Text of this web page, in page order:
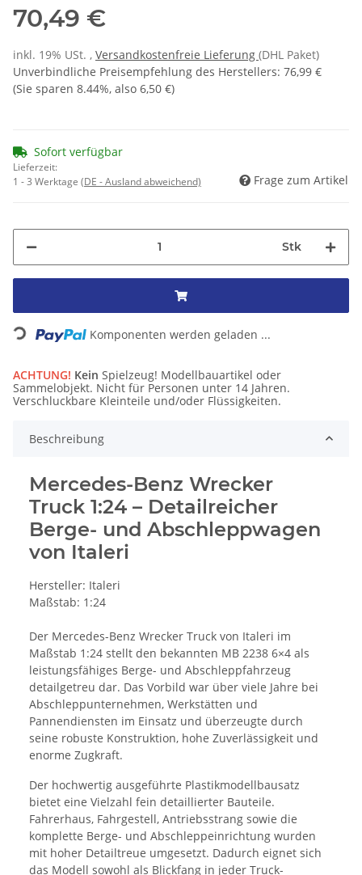
70,49 €
inkl. 19% USt. , Versandkostenfreie Lieferung (DHL Paket)
Unverbindliche Preisempfehlung des Herstellers: 76,99 €
(Sie sparen 8.44%, also 6,50 €)
Sofort verfügbar
Lieferzeit:
1 - 3 Werktage (DE - Ausland abweichend) Frage zum Artikel
Stk
Loading... Komponenten werden geladen ...
ACHTUNG! Kein Spielzeug! Modellbauartikel oder
Sammelobjekt. Nicht für Personen unter 14 Jahren.
Verschluckbare Kleinteile und/oder Flüssigkeiten.
Beschreibung
Mercedes-Benz Wrecker
Truck 1:24 – Detailreicher
Berge- und Abschleppwagen
von Italeri
Hersteller: Italeri
Maßstab: 1:24
Der Mercedes-Benz Wrecker Truck von Italeri im
Maßstab 1:24 stellt den bekannten MB 2238 6×4 als
leistungsfähiges Berge- und Abschleppfahrzeug
detailgetreu dar. Das Vorbild war über viele Jahre bei
Abschleppunternehmen, Werkstätten und
Pannendiensten im Einsatz und überzeugte durch
seine robuste Konstruktion, hohe Zuverlässigkeit und
enorme Zugkraft.
Der hochwertig ausgeführte Plastikmodellbausatz
bietet eine Vielzahl fein detaillierter Bauteile.
Fahrerhaus, Fahrgestell, Antriebsstrang sowie die
komplette Berge- und Abschleppeinrichtung wurden
mit hoher Detailtreue umgesetzt. Dadurch eignet sich
das Modell sowohl als Blickfang in jeder Truck-